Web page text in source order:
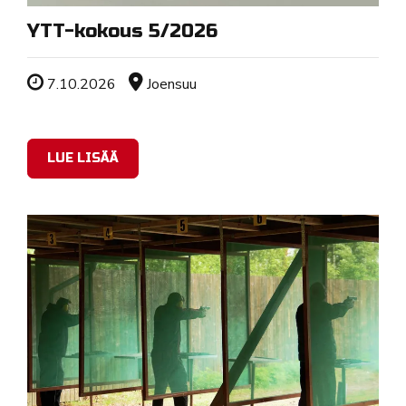
YTT-kokous 5/2026
Tapahtuman ajankohta
7.10.2026 Sijainti
Joensuu
LUE LISÄÄ